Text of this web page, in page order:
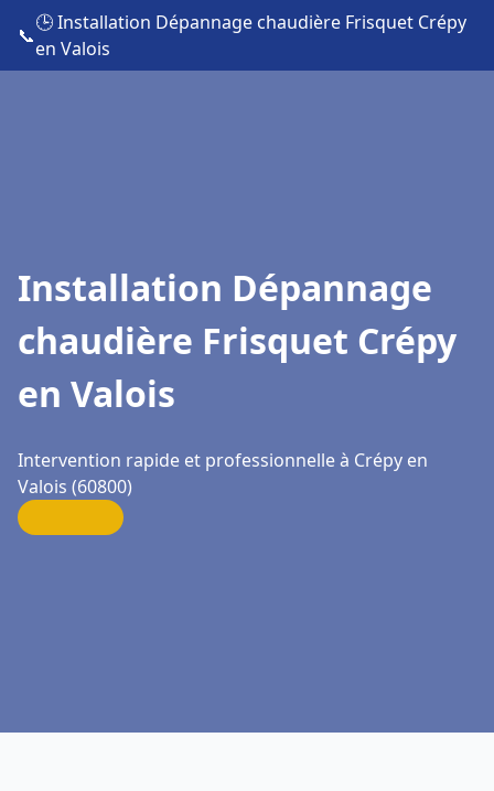
📞
🕒 Installation Dépannage chaudière Frisquet Crépy
en Valois
Installation Dépannage
chaudière Frisquet Crépy
en Valois
Intervention rapide et professionnelle à Crépy en
Valois (60800)